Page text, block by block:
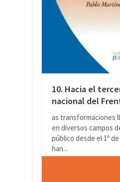
10. Hacia el
nacional del
as transformaciones
en diversos campos
público desde el 1º
han...